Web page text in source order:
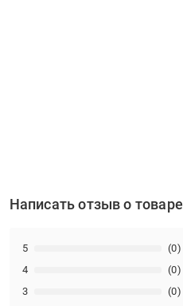
Написать отзыв о товаре
3 (0)
4 (0)
5 (0)